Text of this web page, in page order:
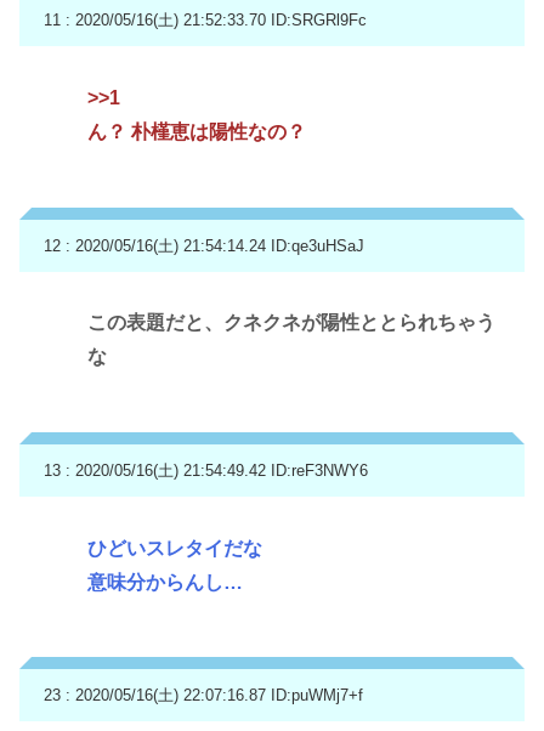
11 : 2020/05/16(土) 21:52:33.70 ID:SRGRl9Fc
>>1
ん？ 朴槿恵は陽性なの？
12 : 2020/05/16(土) 21:54:14.24 ID:qe3uHSaJ
この表題だと、クネクネが陽性ととられちゃう
な
13 : 2020/05/16(土) 21:54:49.42 ID:reF3NWY6
ひどいスレタイだな
意味分からんし…
23 : 2020/05/16(土) 22:07:16.87 ID:puWMj7+f